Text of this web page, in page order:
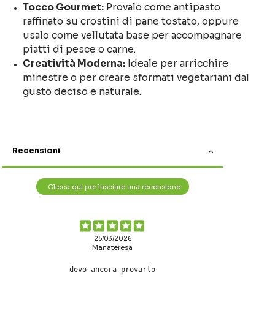
Tocco Gourmet: Provalo come antipasto
raffinato su crostini di pane tostato, oppure
usalo come vellutata base per accompagnare
piatti di pesce o carne.
Creatività Moderna: Ideale per arricchire
minestre o per creare sformati vegetariani dal
gusto deciso e naturale.
Recensioni
Clicca qui per lasciare una recensione
25/03/2026
Mariateresa
devo ancora provarlo